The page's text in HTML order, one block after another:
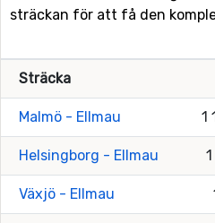
sträckan för att få den
Sträcka
Malmö - Ellmau 1
Helsingborg - Ellmau
Växjö - Ellmau